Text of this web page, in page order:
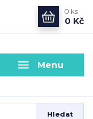
Menu
Hledat
0 ks
0 Kč